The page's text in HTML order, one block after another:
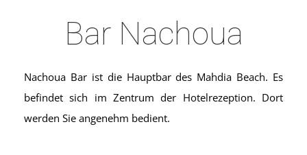
Bar Nachoua
Nachoua Bar ist die Hauptbar des Mahdia Beach. Es
befindet sich im Zentrum der Hotelrezeption. Dort
werden Sie angenehm bedient.